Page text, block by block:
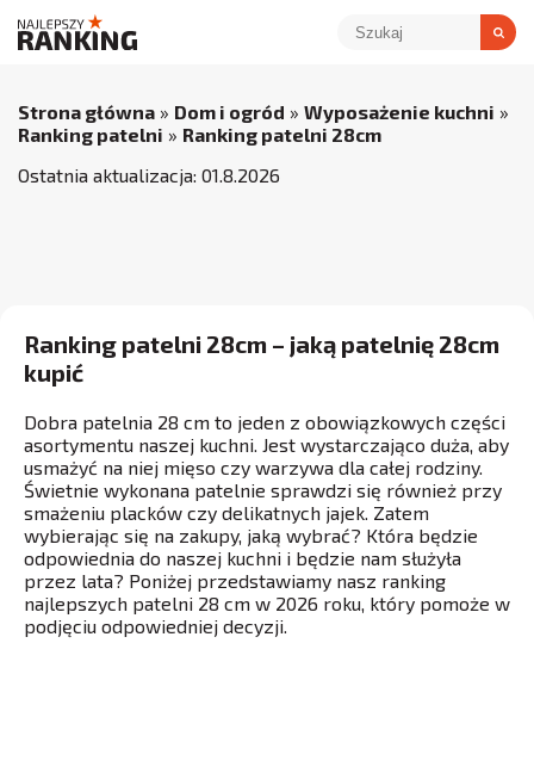
Strona główna » Dom i ogród » Wyposażenie kuchni »
Ranking patelni » Ranking patelni 28cm
Ostatnia aktualizacja: 01.8.2026
Ranking patelni 28cm – jaką patelnię 28cm
kupić
Dobra patelnia 28 cm to jeden z obowiązkowych części
asortymentu naszej kuchni. Jest wystarczająco duża, aby
usmażyć na niej mięso czy warzywa dla całej rodziny.
Świetnie wykonana patelnie sprawdzi się również przy
smażeniu placków czy delikatnych jajek. Zatem
wybierając się na zakupy, jaką wybrać? Która będzie
odpowiednia do naszej kuchni i będzie nam służyła
przez lata? Poniżej przedstawiamy nasz ranking
najlepszych patelni 28 cm w 2026 roku, który pomoże w
podjęciu odpowiedniej decyzji.